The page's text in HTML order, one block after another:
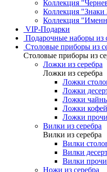
Коллекция
Коллекция "Знаки
Коллекция
VIP-Подарки
Подарочные наборы из
Столовые приборы из
Столовые приборы из
Ложки из серебра
Ложки из серебра
Ложки
Ложки
Ложки
Ложки
Ложки
Вилки из серебра
Вилки из серебра
Вилки
Вилки
Вилки
Ножи из серебра